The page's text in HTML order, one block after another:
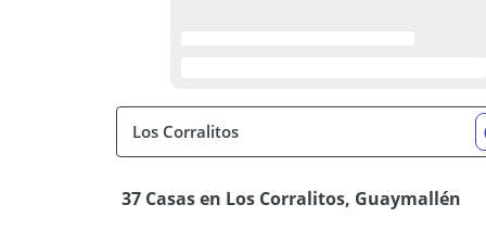
37 Casas en Los Corralitos, Guaymallén